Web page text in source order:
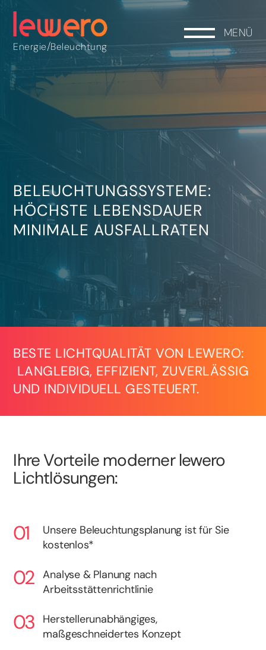
Energie/Beleuchtung
MENÜ
BELEUCHTUNGSSYSTEME:
HÖCHSTE LEBENSDAUER
MINIMALE AUSFALLRATEN
BESTE LICHTQUALITÄT VON LEWERO:
LANGLEBIG, EFFIZIENT, ZUVERLÄSSIG
UND INDIVIDUELL GESTEUERT.
Ihre Vorteile moderner lewero
Lichtlösungen:
Unsere Beleuchtungsplanung ist für Sie
kostenlos*
Analyse & Planung nach
Arbeitsstättenrichtlinie
Herstellerunabhängiges,
maßgeschneidertes Konzept